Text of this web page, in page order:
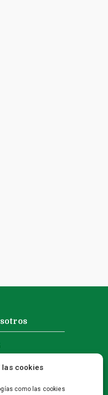
las cookies
como las cookies
03730 Xàbia